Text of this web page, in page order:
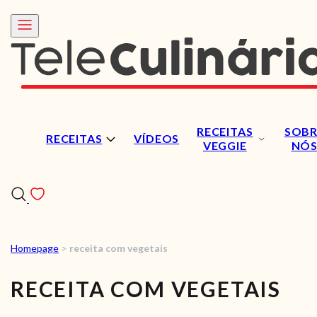
RECEITAS VÍDEOS
RECEITAS
VEGGIE
NÓS
RECEITAS
VÍDEOS
Homepage > receita com vegetais
RECEITA COM VEGETAIS